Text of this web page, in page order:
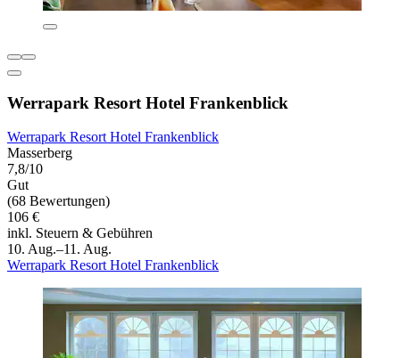
Werrapark Resort Hotel Frankenblick
Werrapark Resort Hotel Frankenblick
Masserberg
7,8/10
Gut
(68 Bewertungen)
106 €
inkl. Steuern & Gebühren
10. Aug.–11. Aug.
Werrapark Resort Hotel Frankenblick